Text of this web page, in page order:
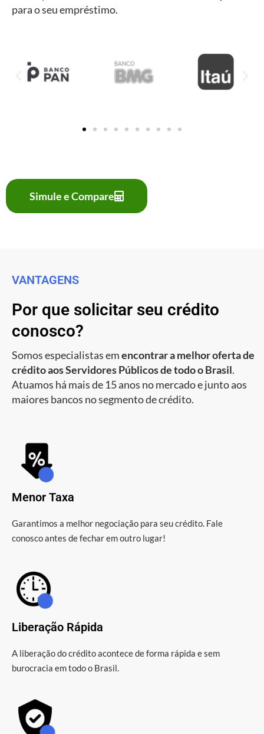
para o seu empréstimo.
Simule e Compare
VANTAGENS
Por que solicitar seu crédito
conosco?
Somos especialistas emencontrar a melhor oferta de
crédito aos Servidores Públicos de todo o Brasil.
Atuamos há mais de 15 anos no mercado e junto aos
maiores bancos no segmento de crédito.
Menor Taxa
Garantimos a melhor negociação para seu crédito. Fale
conosco antes de fechar em outro lugar!
Liberação Rápida
A liberação do crédito acontece de forma rápida e sem
burocracia em todo o Brasil.